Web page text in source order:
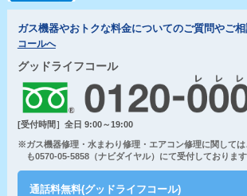
ガス機器やおトクな料金についてのご質問やご
コールへ
グッドライフコール
[受付時間］全日 9:00～19:00
※ガス機器修理・水まわり修理・エアコン修理に関しては
も0570-05-5858（ナビダイヤル）にて受付しております
通話料無料(グッドライフコール)